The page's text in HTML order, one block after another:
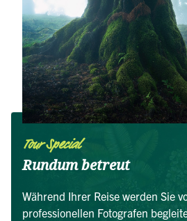
Tour Special
Rundum betreut
Während Ihrer Reise werden Sie
professionellen Fotografen